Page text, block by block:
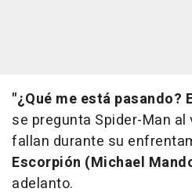
"¿Qué me está
se pregunta Spider-Man
fallan durante su
Escorpión (Michael
adelanto.